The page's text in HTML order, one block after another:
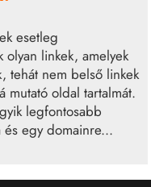
esetleg
linkek, amelyek
tehát nem belső linkek
mutató oldal tartalmát.
legfontosabb
és egy domainre...